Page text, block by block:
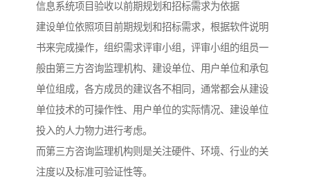
信息系统项目验收以前期规划和招标需求为依据
建设单位依照项目前期规划和招标需求，根据软件说明
书来完成操作，组织需求评审小组，评审小组的组员一
般由第三方咨询监理机构、建设单位、用户单位和承包
单位组成，各方成员的建议各不相同，通常都会从建设
单位技术的可操作性、用户单位的实际情况、建设单位
投入的人力物力进行考虑。
而第三方咨询监理机构则是关注硬件、环境、行业的关
注度以及标准可验证性等。